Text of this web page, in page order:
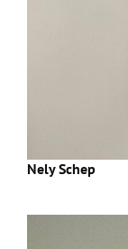
Nely Schep